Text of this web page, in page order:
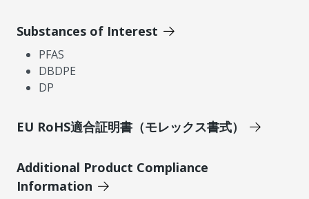
Substances of Interest
PFAS
DBDPE
DP
EU RoHS適合証明書（モレックス書式）
Additional Product Compliance
Information